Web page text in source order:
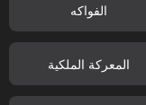
الفواكه
المعركة الملكية